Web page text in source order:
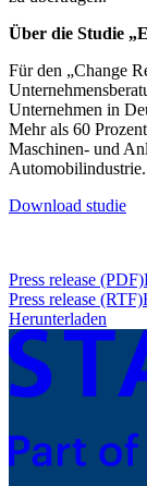
Über die Studie
Für den „Change
Unternehmen in
Mehr als 60
Maschinen- und
Automobilindustrie.
Download studie
Press release (PDF)
Press release (RTF)
Herunterladen